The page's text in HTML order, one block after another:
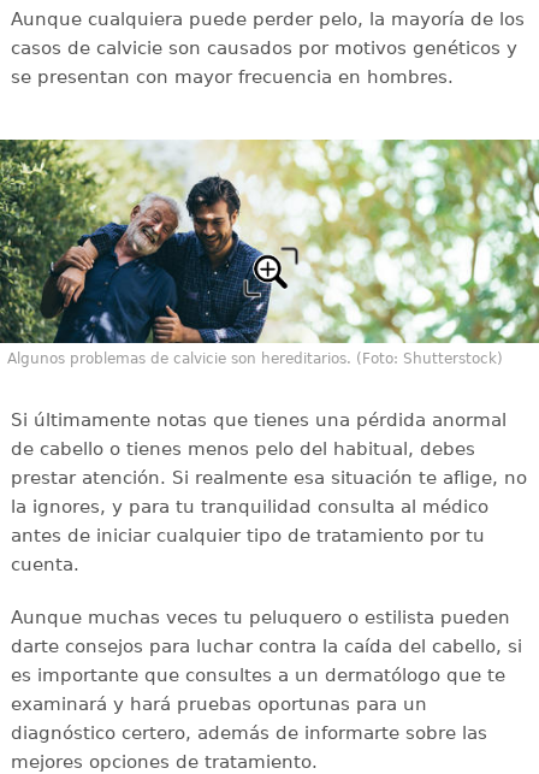
Aunque cualquiera puede perder pelo, la mayoría de los
casos de calvicie son causados por motivos genéticos y
se presentan con mayor frecuencia en hombres.
Algunos problemas de calvicie son hereditarios. (Foto: Shutterstock)
Si últimamente notas que tienes una pérdida anormal
de cabello o tienes menos pelo del habitual, debes
prestar atención. Si realmente esa situación te aflige, no
la ignores, y para tu tranquilidad consulta al médico
antes de iniciar cualquier tipo de tratamiento por tu
cuenta.
Aunque muchas veces tu peluquero o estilista pueden
darte consejos para luchar contra la caída del cabello, si
es importante que consultes a un dermatólogo que te
examinará y hará pruebas oportunas para un
diagnóstico certero, además de informarte sobre las
mejores opciones de tratamiento.